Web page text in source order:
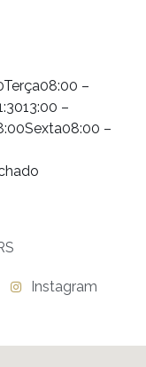
–
–
–
Instagram